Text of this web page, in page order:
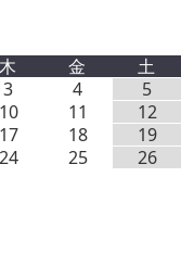
木 金
土
3 4
5
10 11
12
17 18
19
24 25
26